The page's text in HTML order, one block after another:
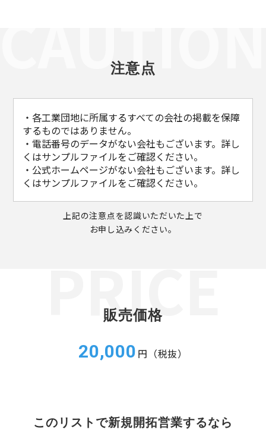
注意点
・各工業団地に所属するすべての会社の掲載を保障
するものではありません。
・電話番号のデータがない会社もございます。詳し
くはサンプルファイルをご確認ください。
・公式ホームページがない会社もございます。詳し
くはサンプルファイルをご確認ください。
上記の注意点を認識いただいた上で
お申し込みください。
販売価格
20,000 円（税抜）
このリストで新規開拓営業するなら